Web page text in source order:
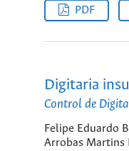
PDF
Digitaria
Control de
Felipe Eduardo
Arrobas Martins